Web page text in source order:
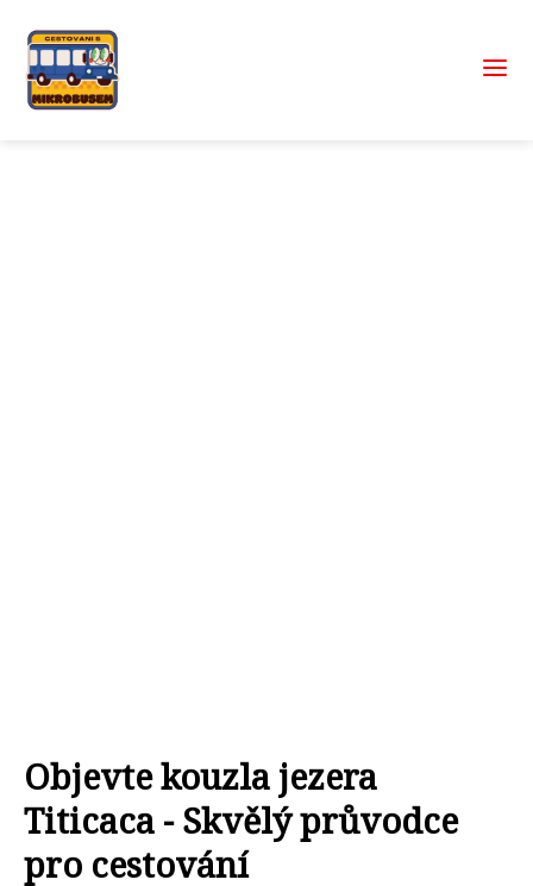
Objevte kouzla jezera
Titicaca - Skvělý průvodce
pro cestování